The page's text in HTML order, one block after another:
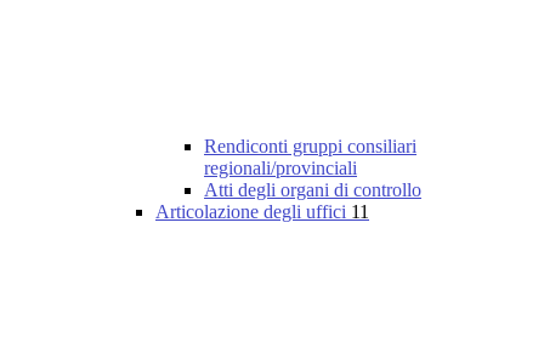
Rendiconti gruppi consiliari
regionali/provinciali
Atti degli organi di controllo
Articolazione degli uffici 11